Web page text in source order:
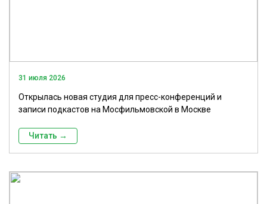
31 июля 2026
Открылась новая студия для пресс-конференций и
записи подкастов на Мосфильмовской в Москве
Читать →